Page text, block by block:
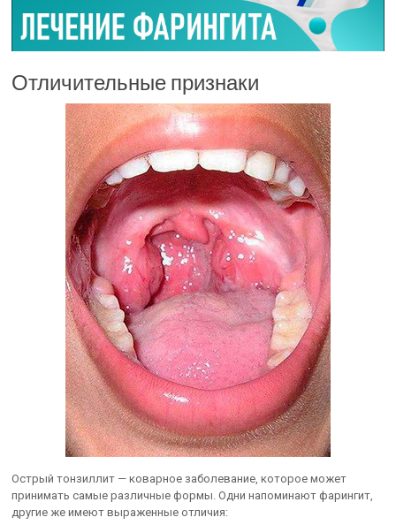
Отличительные признаки
Острый тонзиллит — коварное заболевание, которое может
принимать самые различные формы. Одни напоминают фарингит,
другие же имеют выраженные отличия: